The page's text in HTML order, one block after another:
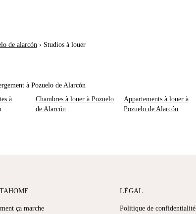
de alarcón › Studios à louer
à Pozuelo de Alarcón
à
Chambres à louer à Pozuelo
de Alarcón
Appartements à louer à
Pozuelo de Alarcón
ça marche
LÉGAL
Politique de confidentialité